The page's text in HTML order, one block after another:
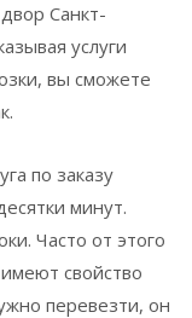
Санкт-
услуги
вы сможете
по заказу
минут.
Часто от этого
свойство
перевезти, он